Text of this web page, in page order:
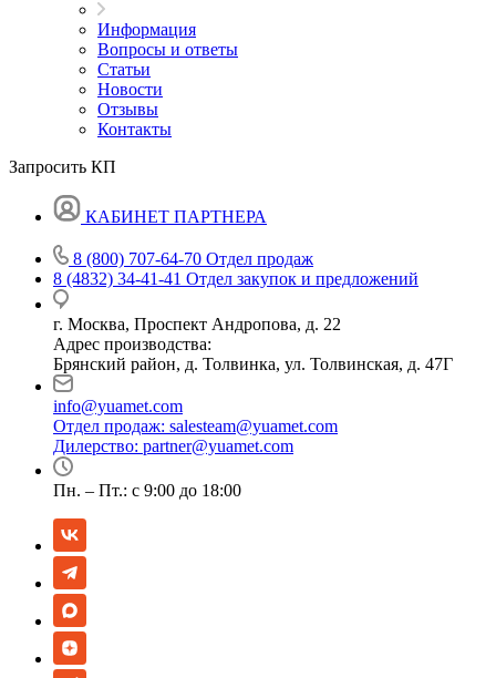
Информация
Вопросы и ответы
Статьи
Новости
Отзывы
Контакты
Запросить КП
КАБИНЕТ ПАРТНЕРА
8 (800) 707-64-70 Отдел продаж
8 (4832) 34-41-41 Отдел закупок и предложений
г. Москва, Проспект Андропова, д. 22
Адрес производства:
Брянский район, д. Толвинка, ул. Толвинская, д. 47Г
info@yuamet.com
Отдел продаж: salesteam@yuamet.com
Дилерство: partner@yuamet.com
Пн. – Пт.: с 9:00 до 18:00